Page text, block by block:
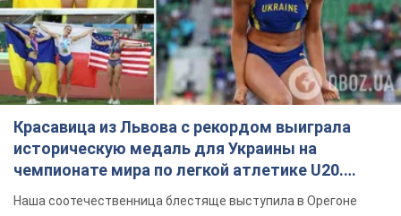
Красавица из Львова с рекордом выиграла
историческую медаль для Украины на
чемпионате мира по легкой атлетике U20.
Видео
Наша соотечественница блестяще выступила в Орегоне